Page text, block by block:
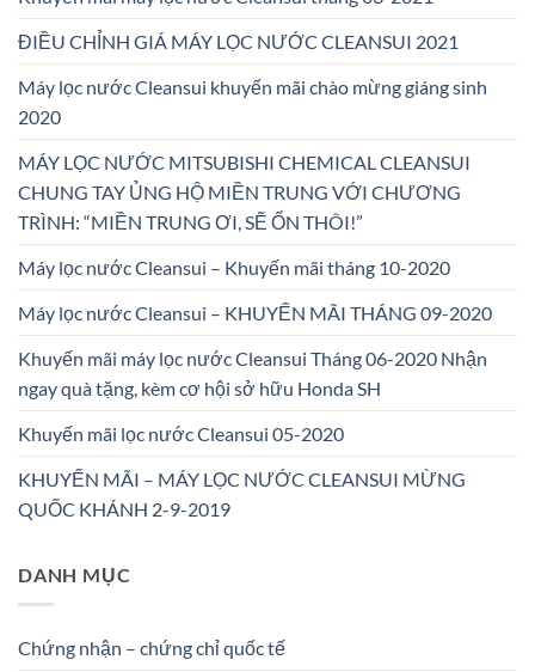
ĐIỀU CHỈNH GIÁ MÁY LỌC NƯỚC CLEANSUI 2021
Máy lọc nước Cleansui khuyến mãi chào mừng giáng sinh
2020
MÁY LỌC NƯỚC MITSUBISHI CHEMICAL CLEANSUI
CHUNG TAY ỦNG HỘ MIỀN TRUNG VỚI CHƯƠNG
TRÌNH: “MIỀN TRUNG ƠI, SẼ ỔN THÔI!”
Máy lọc nước Cleansui – Khuyến mãi tháng 10-2020
Máy lọc nước Cleansui – KHUYẾN MÃI THÁNG 09-2020
Khuyến mãi máy lọc nước Cleansui Tháng 06-2020 Nhận
ngay quà tặng, kèm cơ hội sở hữu Honda SH
Khuyến mãi lọc nước Cleansui 05-2020
KHUYẾN MÃI – MÁY LỌC NƯỚC CLEANSUI MỪNG
QUỐC KHÁNH 2-9-2019
DANH MỤC
Chứng nhận – chứng chỉ quốc tế